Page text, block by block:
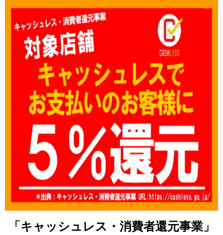
「キャッシュレス・消費者還元事業」